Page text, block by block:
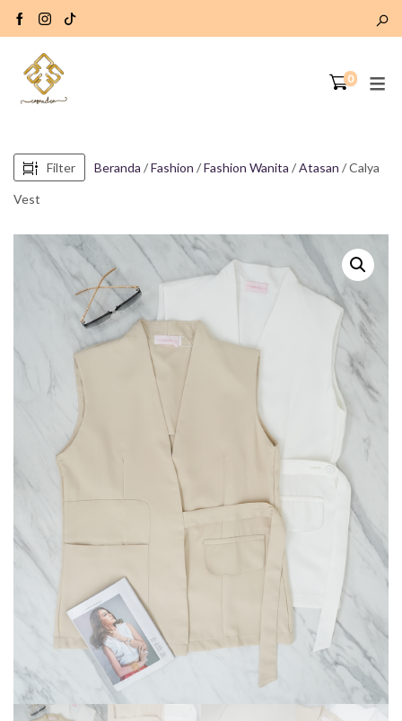
0
Filter Beranda /Fashion /Fashion Wanita /Atasan / Calya
Vest